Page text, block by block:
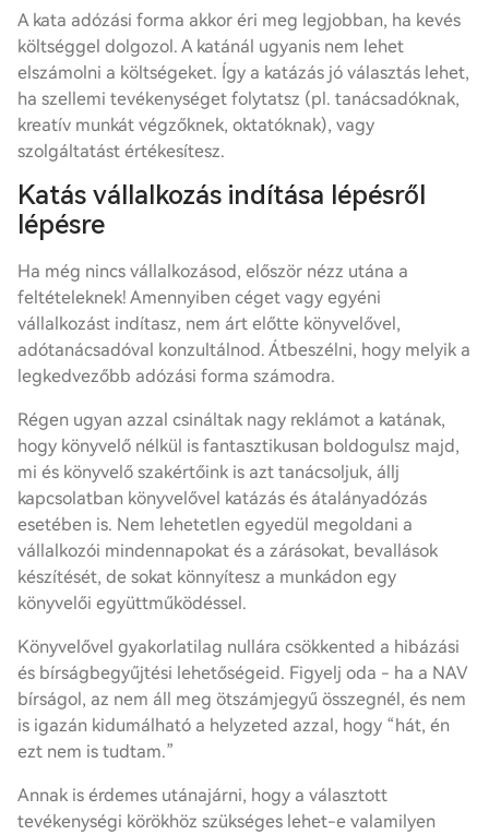
A kata adózási forma akkor éri meg legjobban, ha kevés
költséggel dolgozol. A katánál ugyanis nem lehet
elszámolni a költségeket. Így a katázás jó választás lehet,
ha szellemi tevékenységet folytatsz (pl. tanácsadóknak,
kreatív munkát végzőknek, oktatóknak), vagy
szolgáltatást értékesítesz.
Katás vállalkozás indítása lépésről
lépésre
Ha még nincs vállalkozásod, először nézz utána a
feltételeknek! Amennyiben céget vagy egyéni
vállalkozást indítasz, nem árt előtte könyvelővel,
adótanácsadóval konzultálnod. Átbeszélni, hogy melyik a
legkedvezőbb adózási forma számodra.
Régen ugyan azzal csináltak nagy reklámot a katának,
hogy könyvelő nélkül is fantasztikusan boldogulsz majd,
mi és könyvelő szakértőink is azt tanácsoljuk, állj
kapcsolatban könyvelővel katázás és átalányadózás
esetében is. Nem lehetetlen egyedül megoldani a
vállalkozói mindennapokat és a zárásokat, bevallások
készítését, de sokat könnyítesz a munkádon egy
könyvelői együttműködéssel.
Könyvelővel gyakorlatilag nullára csökkented a hibázási
és bírságbegyűjtési lehetőségeid. Figyelj oda - ha a NAV
bírságol, az nem áll meg ötszámjegyű összegnél, és nem
is igazán kidumálható a helyzeted azzal, hogy “hát, én
ezt nem is tudtam.”
Annak is érdemes utánajárni, hogy a választott
tevékenységi körökhöz szükséges lehet-e valamilyen